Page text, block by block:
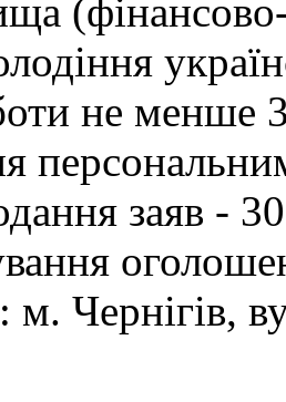
не менше
заяв -
м. Чернігів,